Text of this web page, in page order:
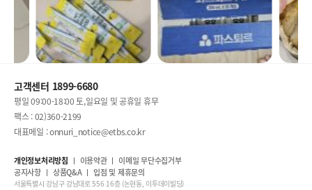
고객센터 1899-6680
평일 09:00-18:00 토,일요일 및 공휴일 휴무
팩스 : 02)360-2199
대표메일 : onnuri_notice@etbs.co.kr
개인정보처리방침 이용약관
이메일 무단수집거부
공지사항
상품Q&A 입점 및 제휴문의
서울특별시 강남구 강남대로 556 16층 (논현동, 이투데이빌딩)